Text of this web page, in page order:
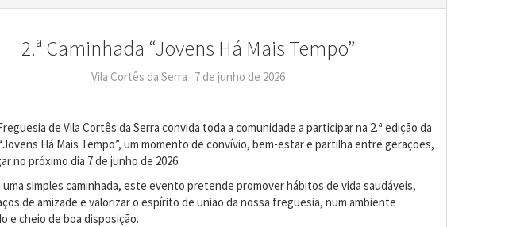
2.ª Caminhada “Jovens Há Mais Tempo”
Vila Cortês da Serra · 7 de junho de 2026
de Vila Cortês da Serra convida toda a comunidade a participar na 2.ª edição da
Há Mais Tempo”, um momento de convívio, bem-estar e partilha entre gerações,
no próximo dia 7 de junho de 2026.
uma simples caminhada, este evento pretende promover hábitos de vida saudáveis,
de amizade e valorizar o espírito de união da nossa freguesia, num ambiente
e cheio de boa disposição.